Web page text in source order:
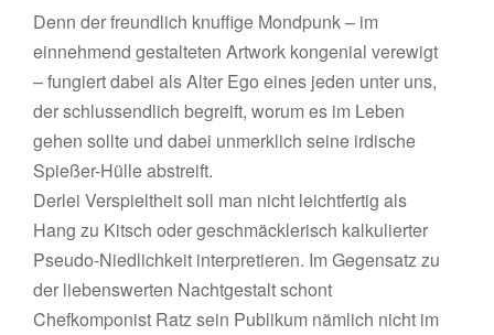
Denn der freundlich knuffige Mondpunk – im
einnehmend gestalteten Artwork kongenial verewigt
– fungiert dabei als Alter Ego eines jeden unter uns,
der schlussendlich begreift, worum es im Leben
gehen sollte und dabei unmerklich seine irdische
Spießer-Hülle abstreift.
Derlei Verspieltheit soll man nicht leichtfertig als
Hang zu Kitsch oder geschmäcklerisch kalkulierter
Pseudo-Niedlichkeit interpretieren. Im Gegensatz zu
der liebenswerten Nachtgestalt schont
Chefkomponist Ratz sein Publikum nämlich nicht im